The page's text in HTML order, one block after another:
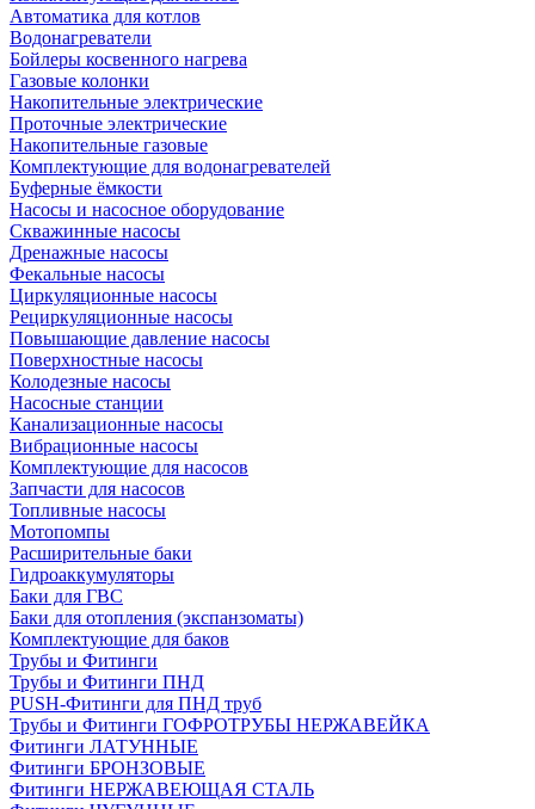
Автоматика для котлов
Водонагреватели
Бойлеры косвенного нагрева
Газовые колонки
Накопительные электрические
Проточные электрические
Накопительные газовые
Комплектующие для водонагревателей
Буферные ёмкости
Насосы и насосное оборудование
Скважинные насосы
Дренажные насосы
Фекальные насосы
Циркуляционные насосы
Рециркуляционные насосы
Повышающие давление насосы
Поверхностные насосы
Колодезные насосы
Насосные станции
Канализационные насосы
Вибрационные насосы
Комплектующие для насосов
Запчасти для насосов
Топливные насосы
Мотопомпы
Расширительные баки
Гидроаккумуляторы
Баки для ГВС
Баки для отопления (экспанзоматы)
Комплектующие для баков
Трубы и Фитинги
Трубы и Фитинги ПНД
PUSH-Фитинги для ПНД труб
Трубы и Фитинги ГОФРОТРУБЫ НЕРЖАВЕЙКА
Фитинги ЛАТУННЫЕ
Фитинги БРОНЗОВЫЕ
Фитинги НЕРЖАВЕЮЩАЯ СТАЛЬ